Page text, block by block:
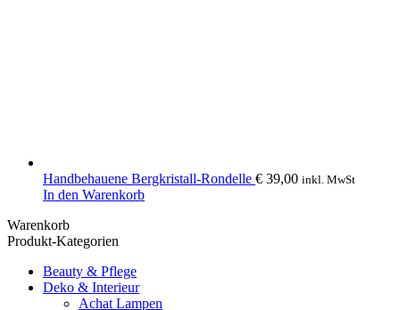
Handbehauene Bergkristall-Rondelle € 39,00 inkl. MwSt
In den Warenkorb
Warenkorb
Produkt-Kategorien
Beauty & Pflege
Deko & Interieur
Achat Lampen